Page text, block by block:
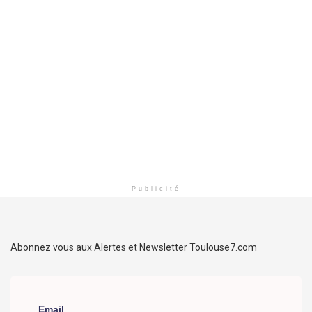
Publicité
Abonnez vous aux Alertes et Newsletter Toulouse7.com
Email